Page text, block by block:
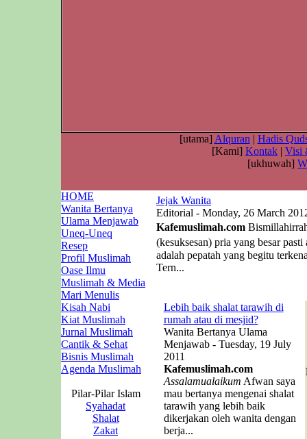
[utama] Alquran | Hadis
[Kami] Kontak | Visi
[ukhuwah]
HOME
Wanita Bertanya
Ulama Menjawab
Uneq-Uneq
Resep
Profil Muslimah
Oase Ilmu
Muslimah & Media
Mari Menulis
Kisah Nabi
Kiat Muslimah
Jurnal Muslimah
Cantik & Sehat
Bisnis Muslimah
Agenda Muslimah
Pilar-Pilar Islam
Syahadat
Shalat
Zakat
Jejak Wanita
Editorial - Monday, 26 March
Kafemuslimah.com
(kesuksesan) pria yang besar
adalah pepatah yang begitu
Tern...
Lebih baik shalat tarawih di
rumah atau di mesjid?
Wanita Bertanya Ulama
Menjawab - Tuesday, 19 July
2011
Kafemuslimah.com
Assalamualaikum Afwan saya
mau bertanya mengenai shalat
tarawih yang lebih baik
dikerjakan oleh wanita dengan
berja...